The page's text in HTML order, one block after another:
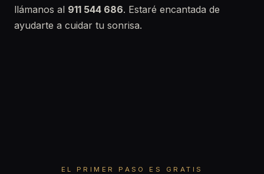
llámanos al 911 544 686. Estaré encantada de
ayudarte a cuidar tu sonrisa.
EL PRIMER PASO ES GRATIS